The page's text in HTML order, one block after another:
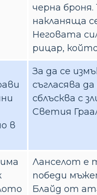
черна
накланяща
Неговата
рицар,
в
За да се
съгласява
сблъсква с
Светия
Ланселот е
победи
Блайд от